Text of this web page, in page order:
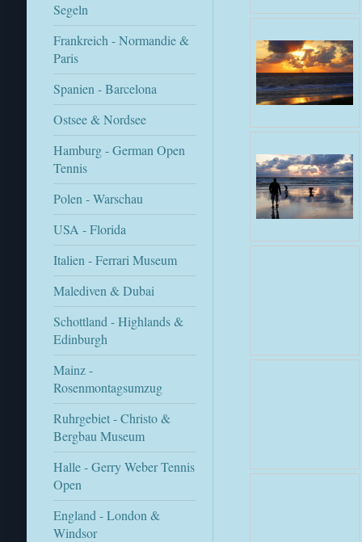
Segeln
Frankreich - Normandie &
Paris
Spanien - Barcelona
Ostsee & Nordsee
Hamburg - German Open
Tennis
Polen - Warschau
USA - Florida
Italien - Ferrari Museum
Malediven & Dubai
Schottland - Highlands &
Edinburgh
Mainz -
Rosenmontagsumzug
Ruhrgebiet - Christo &
Bergbau Museum
Halle - Gerry Weber Tennis
Open
England - London &
Windsor